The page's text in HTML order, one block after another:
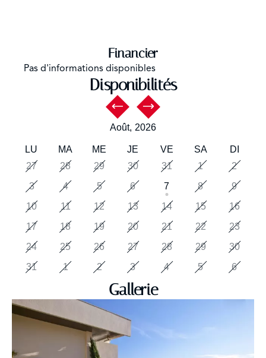
Financier
Pas d'informations disponibles
Disponibilités
Août, 2026
LU MA ME JE VE SA
DI
27
28 29 30 31 1
2
3
4 5 6 7 8
9
10
11 12 13 14 15
16
17
18 19 20 21 22
23
24
25 26 27 28 29
30
31
1 2 3 4 5 6
Gallerie